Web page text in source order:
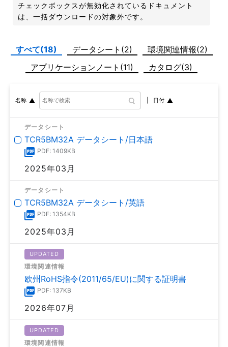
チェックボックスが無効化されているドキュメント
は、一括ダウンロードの対象外です。
すべて(18) データシート(2)
環境関連情報(2)
アプリケーションノート(11)
カタログ(3)
名称 日付
データシート
TCR5BM32A データシート/日本語
PDF: 1409KB
2025年03月
データシート
TCR5BM32A データシート/英語
PDF: 1354KB
2025年03月
UPDATED
環境関連情報
欧州RoHS指令(2011/65/EU)に関する証明書
PDF: 137KB
2026年07月
UPDATED
環境関連情報